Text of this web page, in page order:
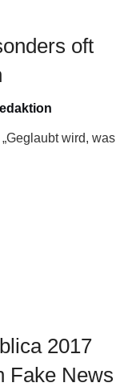
oft
wird, was
2017
Fake News